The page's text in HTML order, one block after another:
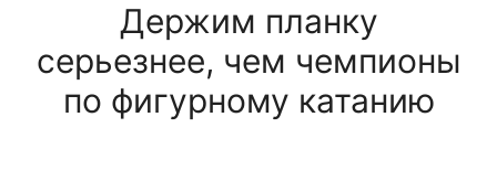
Держим планку
серьезнее, чем чемпионы
по фигурному катанию